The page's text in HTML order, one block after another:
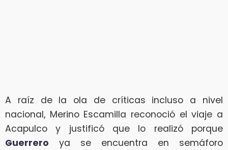
A raíz de la ola de críticas incluso a nivel
nacional, Merino Escamilla reconoció el viaje a
Acapulco y justificó que lo realizó porque
Guerrero ya se encuentra en semáforo